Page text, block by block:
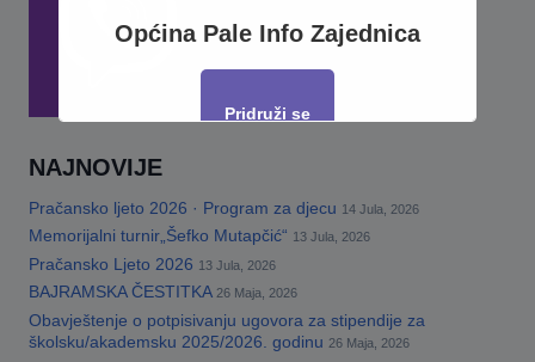
NAJNOVIJE
Pračansko ljeto 2026 · Program za djecu 14 Jula, 2026
Memorijalni turnir„Šefko Mutapčić“ 13 Jula, 2026
Pračansko Ljeto 2026 13 Jula, 2026
BAJRAMSKA ČESTITKA 26 Maja, 2026
Obavještenje o potpisivanju ugovora za stipendije za
školsku/akademsku 2025/2026. godinu 26 Maja, 2026
Općina Pale Info Zajednica
Pridruži se